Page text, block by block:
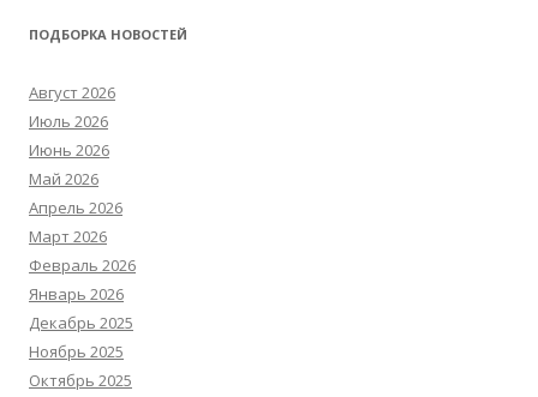
ПОДБОРКА НОВОСТЕЙ
Август 2026
Июль 2026
Июнь 2026
Май 2026
Апрель 2026
Март 2026
Февраль 2026
Январь 2026
Декабрь 2025
Ноябрь 2025
Октябрь 2025